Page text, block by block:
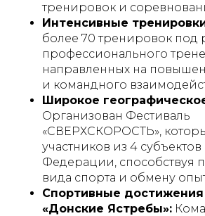
тренировок и
Интенсивные
более 70 тренировок под
профессионального
направленных на
и командного
Широкое
Организован Фестиваль
«СВЕРХСКОРОСТЬ»,
участников из 4
Федерации, способствуя
вида спорта и обмену
Спортивные
«Донские Ястребы»: